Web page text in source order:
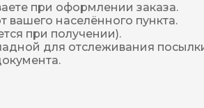
при оформлении заказа.
вашего населённого пункта.
при получении).
для отслеживания